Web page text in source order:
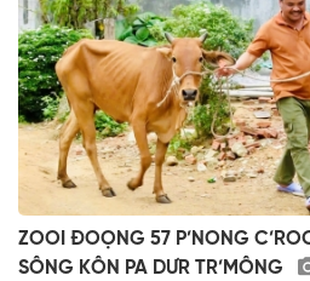
ZOOI ĐOỌNG 57 P’NONG
SÔNG KÔN PA DƯR TR’MÔNG